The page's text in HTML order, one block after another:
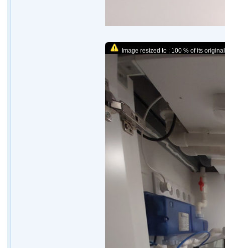
Image resized to : 100 % of its